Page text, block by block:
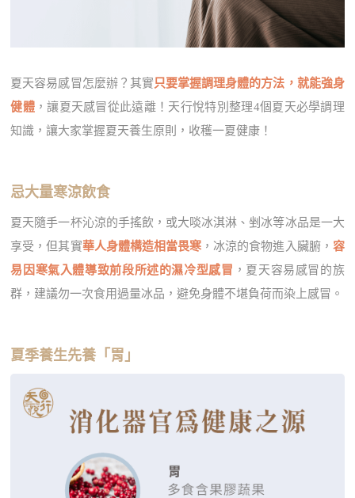
夏天容易感冒怎麼辦？其實只要掌握調理身體的方法，就能強身
健體，讓夏天感冒從此遠離！天行悅特別整理4個夏天必學調理
知識，讓大家掌握夏天養生原則，收穫一夏健康！
忌大量寒涼飲食
夏天隨手一杯沁涼的手搖飲，或大啖冰淇淋、剉冰等冰品是一大
享受，但其實華人身體構造相當畏寒 ，冰涼的食物進入臟腑， 容
易因寒氣入體導致前段所述的濕冷型感冒 ，夏天容易感冒的族
群，建議勿一次食用過量冰品，避免身體不堪負荷而染上感冒。
夏季養生先養「胃」